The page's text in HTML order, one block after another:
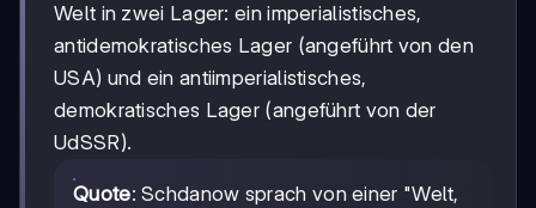
Welt in zwei Lager: ein imperialistisches,
antidemokratisches Lager (angeführt von den
USA) und ein antiimperialistisches,
demokratisches Lager (angeführt von der
UdSSR).
Quote: Schdanow sprach von einer "Welt,